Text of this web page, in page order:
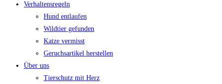
Verhaltensregeln
Hund entlaufen
Wildtier gefunden
Katze vermisst
Geruchsartikel herstellen
Über uns
Tierschutz mit Herz